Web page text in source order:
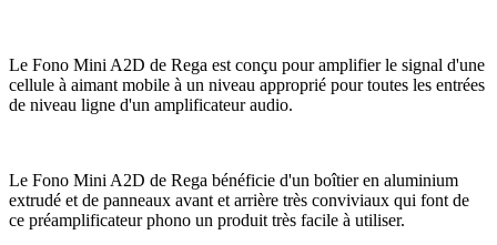
Le Fono Mini A2D de Rega est conçu pour amplifier le signal d'une
cellule à aimant mobile à un niveau approprié pour toutes les entrées
de niveau ligne d'un amplificateur audio.
Le Fono Mini A2D de Rega bénéficie d'un boîtier en aluminium
extrudé et de panneaux avant et arrière très conviviaux qui font de
ce préamplificateur phono un produit très facile à utiliser.